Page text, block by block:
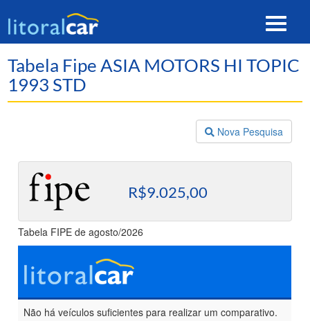
Toggle
Tabela Fipe ASIA MOTORS HI TOPIC
1993 STD
Nova Pesquisa
R$9.025,00
Tabela FIPE de agosto/2026
Não há veículos suficientes para realizar um comparativo.